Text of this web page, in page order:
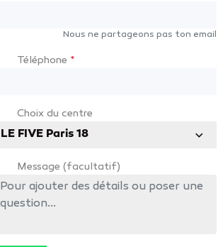
Nous ne partageons pas ton email
Téléphone *
Choix du centre
LE FIVE Paris 18
Message (facultatif)